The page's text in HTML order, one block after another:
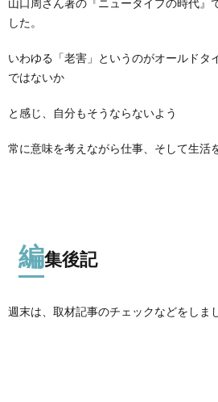
した。
いわゆる「老害」というのがオールドタ
ではないか
と感じ、自分もそうならないよう
常に意味を考えながら仕事、そして生活
編集後記
週末は、取材記事のチェックなどをしま